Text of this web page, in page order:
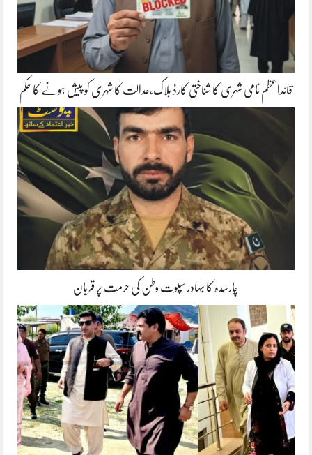
قائداعظم نامی شہری کا شناختی کارڈ بلاک،عدالت کا شہری کو پیش ہونے کا حکم
چارسدہ کا بہادر سپوت وطن کی حرمت پر قربان